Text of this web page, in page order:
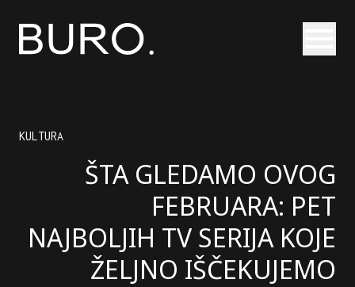
KULTURA
ŠTA GLEDAMO OVOG
FEBRUARA: PET
NAJBOLJIH TV SERIJA KOJE
ŽELJNO IŠČEKUJEMO